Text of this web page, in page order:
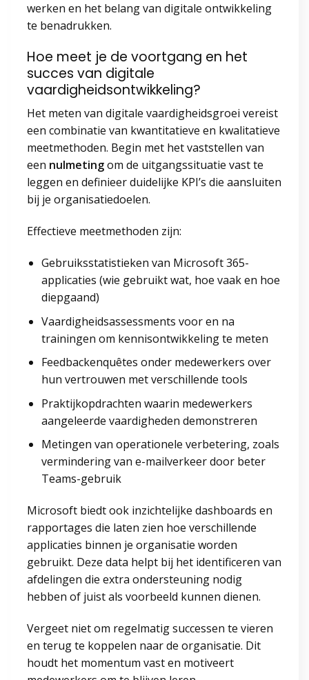
werken en het belang van digitale ontwikkeling
te benadrukken.
Hoe meet je de voortgang en het
succes van digitale
vaardigheidsontwikkeling?
Het meten van digitale vaardigheidsgroei vereist
een combinatie van kwantitatieve en kwalitatieve
meetmethoden. Begin met het vaststellen van
een nulmetingom de uitgangssituatie vast te
leggen en definieer duidelijke KPI’s die aansluiten
bij je organisatiedoelen.
Effectieve meetmethoden zijn:
Gebruiksstatistieken van Microsoft 365-
applicaties (wie gebruikt wat, hoe vaak en hoe
diepgaand)
Vaardigheidsassessments voor en na
trainingen om kennisontwikkeling te meten
Feedbackenquêtes onder medewerkers over
hun vertrouwen met verschillende tools
Praktijkopdrachten waarin medewerkers
aangeleerde vaardigheden demonstreren
Metingen van operationele verbetering, zoals
vermindering van e-mailverkeer door beter
Teams-gebruik
Microsoft biedt ook inzichtelijke dashboards en
rapportages die laten zien hoe verschillende
applicaties binnen je organisatie worden
gebruikt. Deze data helpt bij het identificeren van
afdelingen die extra ondersteuning nodig
hebben of juist als voorbeeld kunnen dienen.
Vergeet niet om regelmatig successen te vieren
en terug te koppelen naar de organisatie. Dit
houdt het momentum vast en motiveert